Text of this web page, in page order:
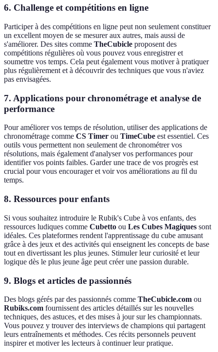
6. Challenge et compétitions en ligne
Participer à des compétitions en ligne peut non seulement constituer
un excellent moyen de se mesurer aux autres, mais aussi de
s'améliorer. Des sites comme TheCubicle proposent des
compétitions régulières où vous pouvez vous enregistrer et
soumettre vos temps. Cela peut également vous motiver à pratiquer
plus régulièrement et à découvrir des techniques que vous n'aviez
pas envisagées.
7. Applications pour chronométrage et analyse de
performance
Pour améliorer vos temps de résolution, utiliser des applications de
chronométrage comme CS Timer ou TimeCube est essentiel. Ces
outils vous permettent non seulement de chronométrer vos
résolutions, mais également d'analyser vos performances pour
identifier vos points faibles. Garder une trace de vos progrès est
crucial pour vous encourager et voir vos améliorations au fil du
temps.
8. Ressources pour enfants
Si vous souhaitez introduire le Rubik's Cube à vos enfants, des
ressources ludiques comme Cubetto ou Les Cubes Magiques sont
idéales. Ces plateformes rendent l'apprentissage du cube amusant
grâce à des jeux et des activités qui enseignent les concepts de base
tout en divertissant les plus jeunes. Stimuler leur curiosité et leur
logique dès le plus jeune âge peut créer une passion durable.
9. Blogs et articles de passionnés
Des blogs gérés par des passionnés comme TheCubicle.com ou
Rubiks.com fournissent des articles détaillés sur les nouvelles
techniques, des astuces, et des mises à jour sur les championnats.
Vous pouvez y trouver des interviews de champions qui partagent
leurs entraînements et méthodes. Ces récits personnels peuvent
inspirer et motiver les lecteurs à continuer leur pratique.